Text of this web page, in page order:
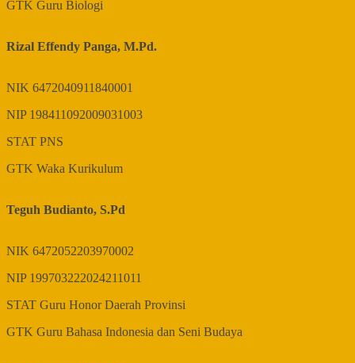
GTK Guru Biologi
Rizal Effendy Panga, M.Pd.
NIK 6472040911840001
NIP 198411092009031003
STAT PNS
GTK Waka Kurikulum
Teguh Budianto, S.Pd
NIK 6472052203970002
NIP 199703222024211011
STAT Guru Honor Daerah Provinsi
GTK Guru Bahasa Indonesia dan Seni Budaya